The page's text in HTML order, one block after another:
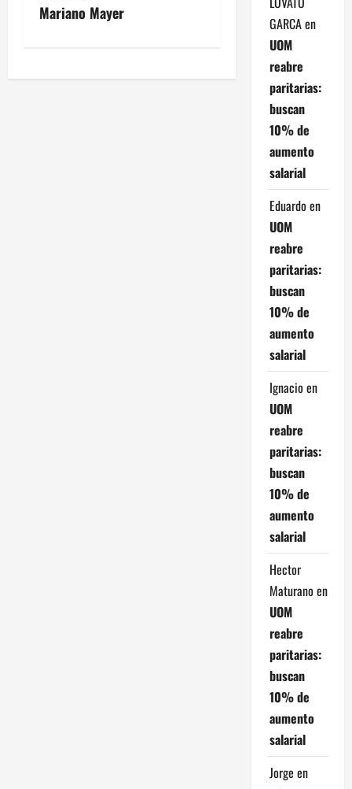
v
g
Mariano Mayer
GARCAen
UOM
reabre
paritarias:
buscan
10% de
aumento
salarial
Eduardo en
UOM
reabre
paritarias:
buscan
10% de
aumento
salarial
Ignacio en
UOM
reabre
paritarias:
buscan
10% de
aumento
salarial
Hector
Maturano en
UOM
reabre
paritarias:
buscan
10% de
aumento
salarial
Jorge en